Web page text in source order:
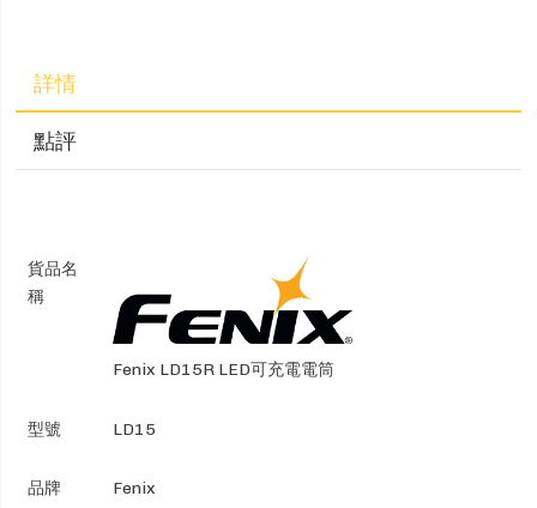
詳情
點評
貨品名
稱
Fenix LD15R LED可充電電筒
型號 LD15
品牌 Fenix